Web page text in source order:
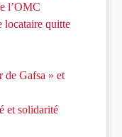
l’OMC
locataire quitte
de Gafsa » et
et solidarité